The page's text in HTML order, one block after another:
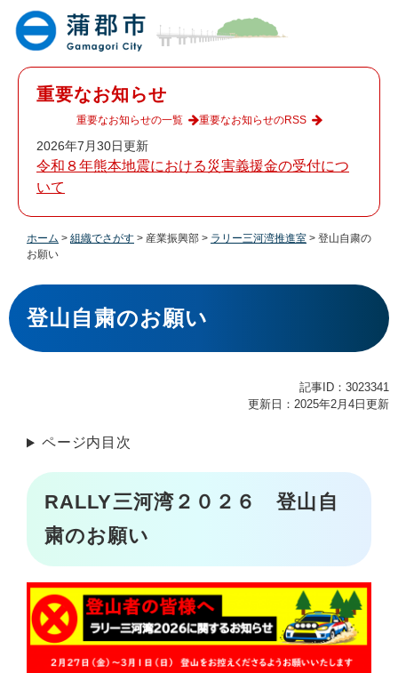
重要なお知らせ
2026年7月30日更新
令和８年熊本地震における災害義援金の受付につ
いて
重要なお知らせの一覧 重要なお知らせのRSS
ホーム > 組織でさがす > 産業振興部 > ラリー三河湾推進室 > 登山自粛の
お願い
本
文
登山自粛のお願い
記事ID：3023341
更新日：2025年2月4日更新
ページ内目次
RALLY三河湾２０２６ 登山自
粛のお願い